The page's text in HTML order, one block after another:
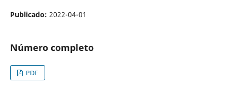
Publicado: 2022-04-01
Número completo
PDF